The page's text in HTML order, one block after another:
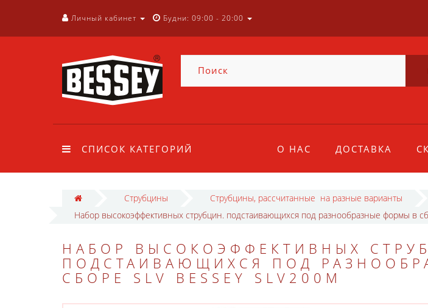
Личный кабинет Будни: 09:00 - 20:00
СПИСОК КАТЕГОРИЙ О НАС ДОСТАВКА
Струбцины Струбцины, рассчитанные на разные варианты
Набор высокоэффективных струбцин. подстаивающихся под разнообразные формы в
НАБОР ВЫСОКОЭФФЕКТИВНЫХ
ПОДСТАИВАЮЩИХСЯ ПОД
СБОРЕ SLV BESSEY SLV200M